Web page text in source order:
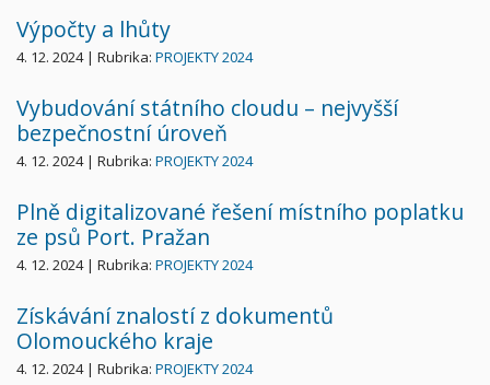
Výpočty a lhůty
4. 12. 2024 | Rubrika: PROJEKTY 2024
Vybudování státního cloudu – nejvyšší
bezpečnostní úroveň
4. 12. 2024 | Rubrika: PROJEKTY 2024
Plně digitalizované řešení místního poplatku
ze psů Port. Pražan
4. 12. 2024 | Rubrika: PROJEKTY 2024
Získávání znalostí z dokumentů
Olomouckého kraje
4. 12. 2024 | Rubrika: PROJEKTY 2024